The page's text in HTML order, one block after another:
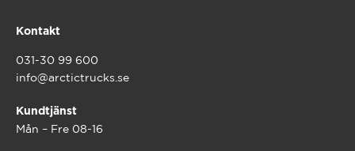
Kontakt
031-30 99 600
info@arctictrucks.se
Kundtjänst
Mån – Fre 08-16